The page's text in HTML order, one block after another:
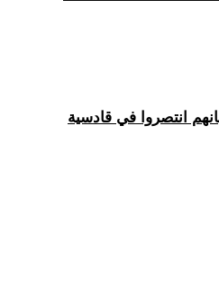
انتصروا في قادسية